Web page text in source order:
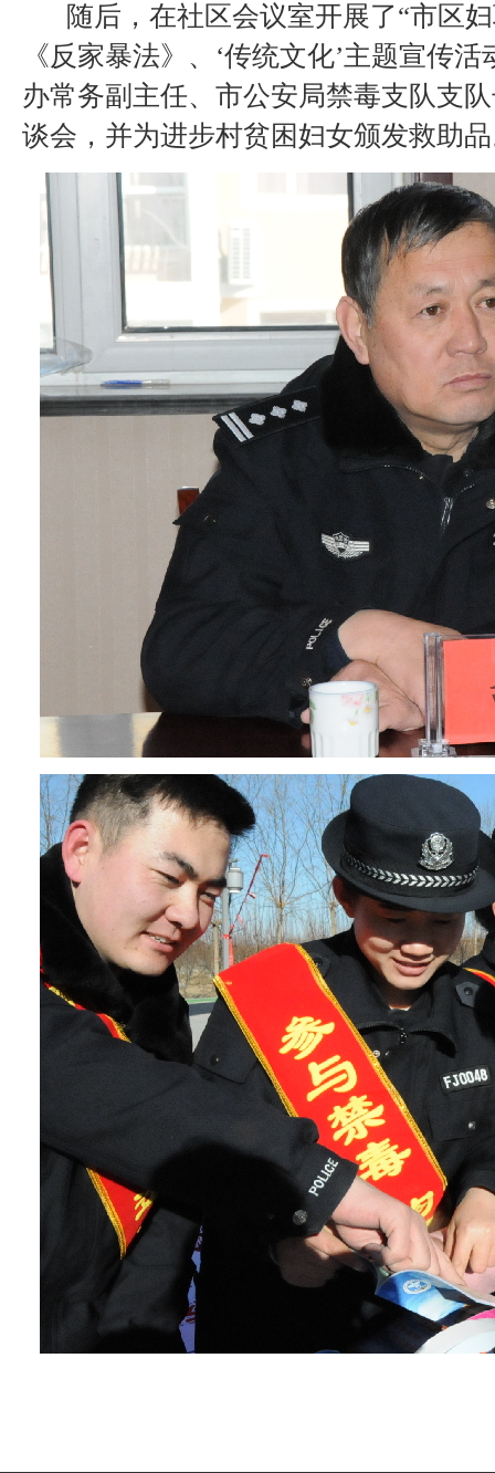
随后，在社区会议室开展了“市区妇
《反家暴法》、‘传统文化’主题宣传
办常务副主任、市公安局禁毒支队支
谈会，并为进步村贫困妇女颁发救助